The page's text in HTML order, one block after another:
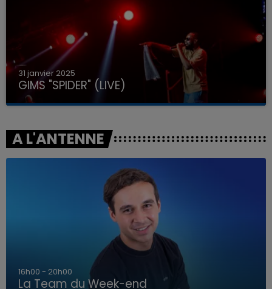
31 janvier 2025
GIMS "SPIDER" (LIVE)
A L'ANTENNE
7h00 - 12h00
La Team du Week-end